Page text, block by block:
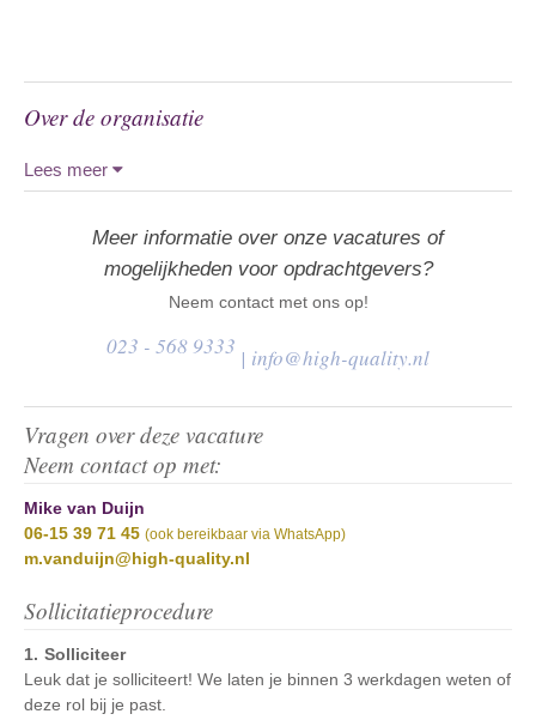
Vragen over deze vacature
Neem contact op met:
Mike van Duijn
06-15 39 71 45 (ook bereikbaar via WhatsApp)
m.vanduijn@high-quality.nl
Sollicitatieprocedure
Solliciteer
Leuk dat je solliciteert! We laten je binnen 3 werkdagen weten of
deze rol bij je past.
Over de organisatie
Lees meer
Meer informatie over onze vacatures of
mogelijkheden voor opdrachtgevers?
Neem contact met ons op!
023 - 568 9333 | info@high-quality.nl